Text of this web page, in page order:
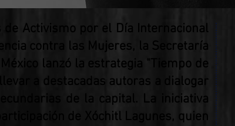
de Activismo por el Día Internacional
contra las Mujeres, la Secretaría
lanzó la estrategia "Tiempo de
a destacadas autoras a dialogar
de la capital. La iniciativa
de Xóchitl Lagunes, quien